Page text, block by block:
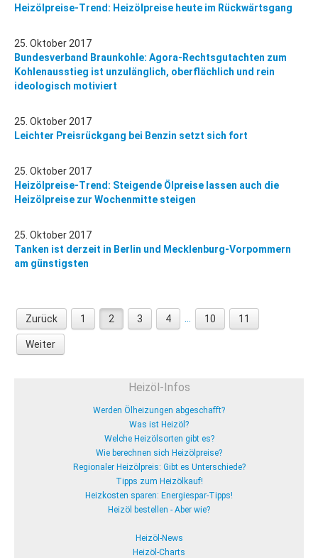
Heizölpreise-Trend: Heizölpreise heute im Rückwärtsgang
25. Oktober 2017
Bundesverband Braunkohle: Agora-Rechtsgutachten zum
Kohlenausstieg ist unzulänglich, oberflächlich und rein
ideologisch motiviert
25. Oktober 2017
Leichter Preisrückgang bei Benzin setzt sich fort
25. Oktober 2017
Heizölpreise-Trend: Steigende Ölpreise lassen auch die
Heizölpreise zur Wochenmitte steigen
25. Oktober 2017
Tanken ist derzeit in Berlin und Mecklenburg-Vorpommern
am günstigsten
Zurück 1 2 3 4 10 11
Weiter
Heizöl-Infos
Werden Ölheizungen abgeschafft?
Was ist Heizöl?
Welche Heizölsorten gibt es?
Wie berechnen sich Heizölpreise?
Regionaler Heizölpreis: Gibt es Unterschiede?
Tipps zum Heizölkauf!
Heizkosten sparen: Energiespar-Tipps!
Heizöl bestellen - Aber wie?
Heizöl-News
Heizöl-Charts